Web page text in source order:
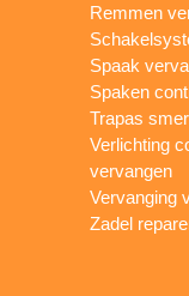
Remmen
Spaak
Spaken
Trapas
Verlichting
vervangen
Vervanging
Zadel